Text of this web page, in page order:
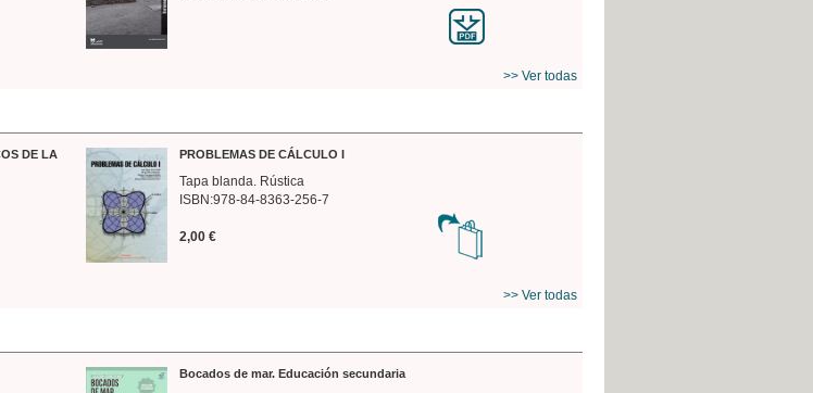
>> Ver todas
DE LA
PROBLEMAS DE CÁLCULO I
Tapa blanda. Rústica
ISBN:978-84-8363-256-7
2,00 €
>> Ver todas
Bocados de mar. Educación secundaria